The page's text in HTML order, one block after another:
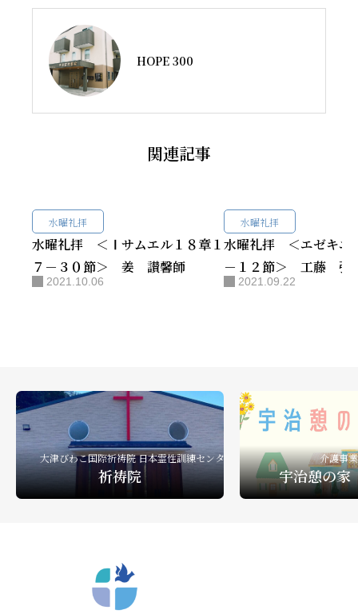
HOPE 300
関連記事
水曜礼拝
水曜礼拝 ＜Ⅰサムエル１８章１
７－３０節＞ 姜 讃馨師
2021.10.06
水曜礼拝
水曜礼拝 ＜エゼキエ
－１２節＞ 工藤 弘
2021.09.22
大津びわこ国際祈祷院 日本霊性訓練センター
祈祷院
介護事
宇治憩の